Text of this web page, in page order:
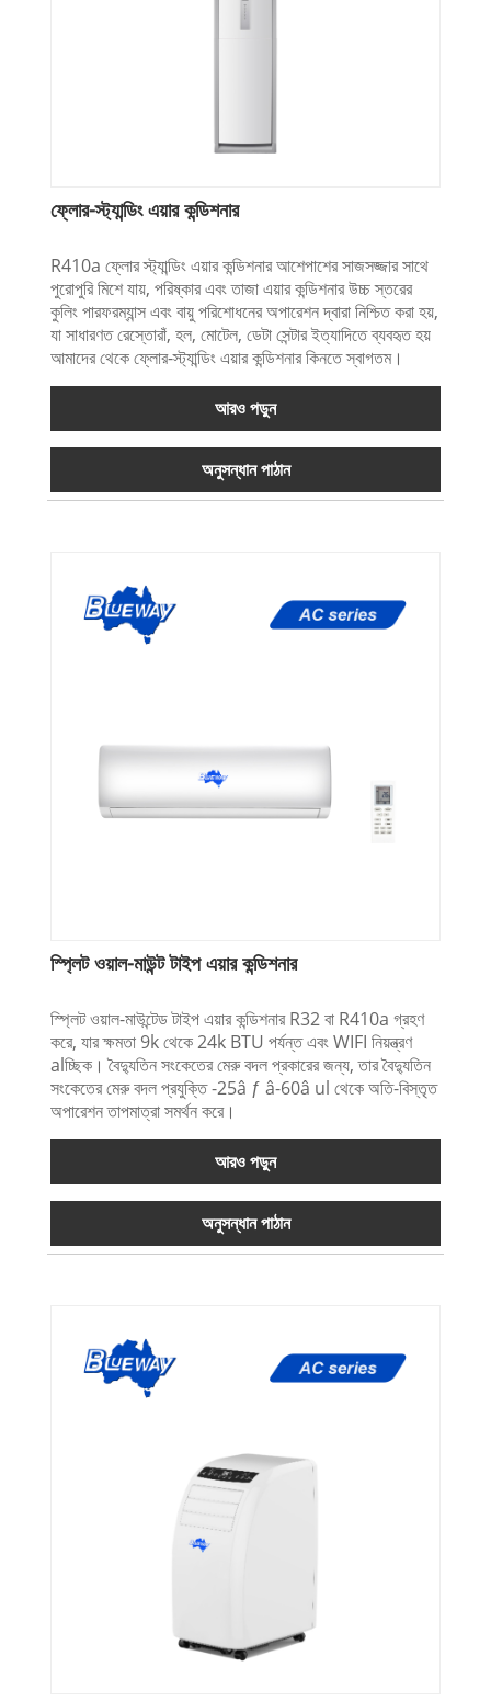
ফ্লোর-স্ট্যান্ডিং এয়ার কন্ডিশনার
R410a ফ্লোর স্ট্যান্ডিং এয়ার কন্ডিশনার আশেপাশের সাজসজ্জার সাথে
পুরোপুরি মিশে যায়, পরিষ্কার এবং তাজা এয়ার কন্ডিশনার উচ্চ স্তরের
কুলিং পারফরম্যান্স এবং বায়ু পরিশোধনের অপারেশন দ্বারা নিশ্চিত করা হয়,
যা সাধারণত রেস্তোরাঁ, হল, মোটেল, ডেটা সেন্টার ইত্যাদিতে ব্যবহৃত হয়
আমাদের থেকে ফ্লোর-স্ট্যান্ডিং এয়ার কন্ডিশনার কিনতে স্বাগতম।
আরও পড়ুন
অনুসন্ধান পাঠান
স্প্লিট ওয়াল-মাউন্ট টাইপ এয়ার কন্ডিশনার
স্প্লিট ওয়াল-মাউন্টেড টাইপ এয়ার কন্ডিশনার R32 বা R410a গ্রহণ
করে, যার ক্ষমতা 9k থেকে 24k BTU পর্যন্ত এবং WIFI নিয়ন্ত্রণ
alচ্ছিক। বৈদ্যুতিন সংকেতের মেরু বদল প্রকারের জন্য, তার বৈদ্যুতিন
সংকেতের মেরু বদল প্রযুক্তি -25â ƒ â-60â ul থেকে অতি-বিস্তৃত
অপারেশন তাপমাত্রা সমর্থন করে।
আরও পড়ুন
অনুসন্ধান পাঠান